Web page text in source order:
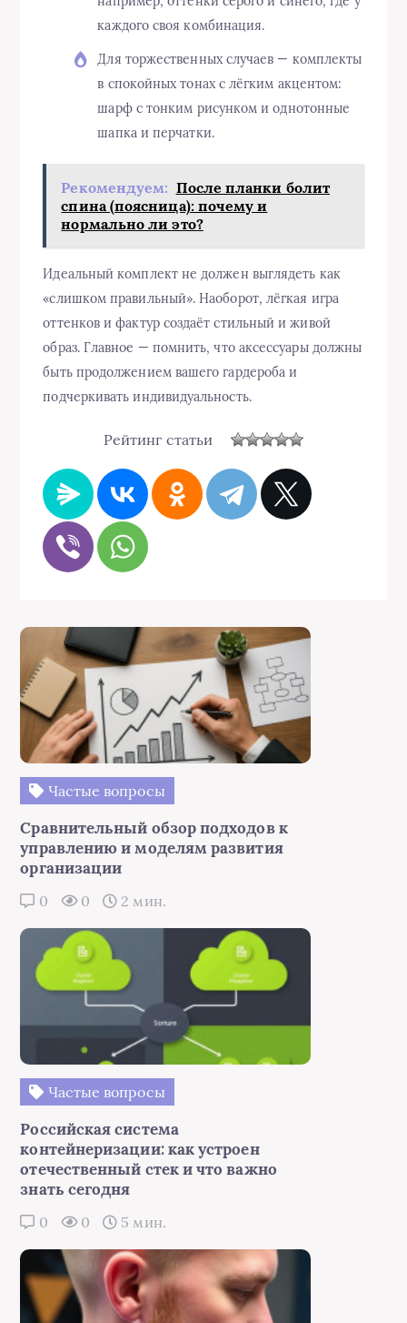
каждого своя комбинация.
Для торжественных случаев — комплекты
в спокойных тонах с лёгким акцентом:
шарф с тонким рисунком и однотонные
шапка и перчатки.
Рекомендуем: После планки болит
спина (поясница): почему и
нормально ли это?
Идеальный комплект не должен выглядеть как
«слишком правильный». Наоборот, лёгкая игра
оттенков и фактур создаёт стильный и живой
образ. Главное — помнить, что аксессуары должны
быть продолжением вашего гардероба и
подчеркивать индивидуальность.
Рейтинг статьи
Частые вопросы
Сравнительный обзор подходов к
управлению и моделям развития
организации
0 0 2 мин.
Частые вопросы
Российская система
контейнеризации: как устроен
отечественный стек и что важно
знать сегодня
0 0 5 мин.